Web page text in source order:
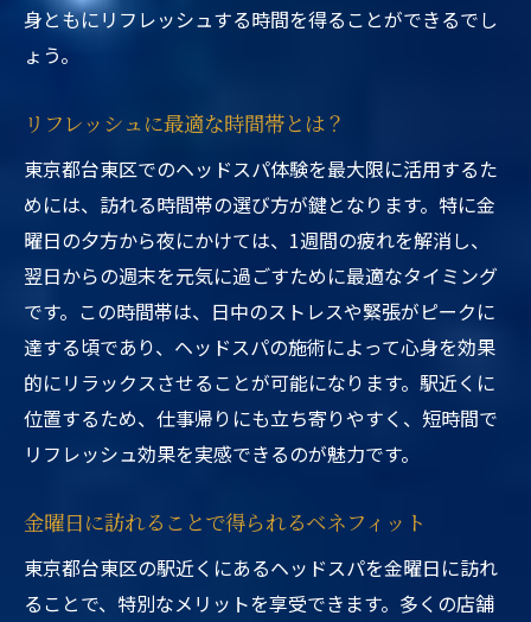
身ともにリフレッシュする時間を得ることができるでし
ょう。
リフレッシュに最適な時間帯とは？
東京都台東区でのヘッドスパ体験を最大限に活用するた
めには、訪れる時間帯の選び方が鍵となります。特に金
曜日の夕方から夜にかけては、1週間の疲れを解消し、
翌日からの週末を元気に過ごすために最適なタイミング
です。この時間帯は、日中のストレスや緊張がピークに
達する頃であり、ヘッドスパの施術によって心身を効果
的にリラックスさせることが可能になります。駅近くに
位置するため、仕事帰りにも立ち寄りやすく、短時間で
リフレッシュ効果を実感できるのが魅力です。
金曜日に訪れることで得られるベネフィット
東京都台東区の駅近くにあるヘッドスパを金曜日に訪れ
ることで、特別なメリットを享受できます。多くの店舗